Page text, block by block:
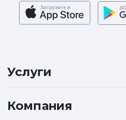
Услуги
Компания